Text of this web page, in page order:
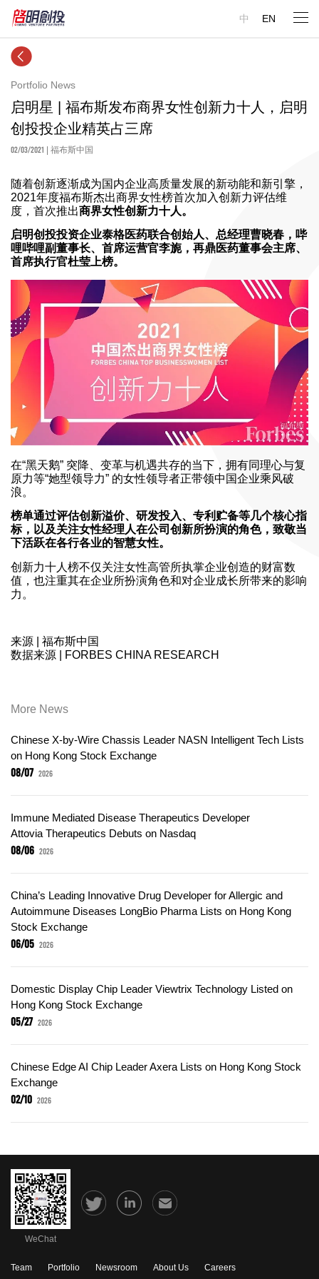
中 EN
Portfolio News
启明星 | ​福布斯发布商界女性创新力十人，启明
创投投企业精英占三席
02/03/2021 | 福布斯中国
随着创新逐渐成为国内企业高质量发展的新动能和新引擎，
2021年度福布斯杰出商界女性榜首次加入创新力评估维
度，首次推出商界女性创新力十人。
启明创投投资企业泰格医药联合创始人、总经理曹晓春，哔
哩哔哩副董事长、首席运营官李旎，再鼎医药董事会主席、
首席执行官杜莹上榜。
在“黑天鹅” 突降、变革与机遇共存的当下，拥有同理心与复
原力等“她型领导力” 的女性领导者正带领中国企业乘风破
浪。
榜单通过评估创新溢价、研发投入、专利贮备等几个核心指
标，以及关注女性经理人在公司创新所扮演的角色，致敬当
下活跃在各行各业的智慧女性。
创新力十人榜不仅关注女性高管所执掌企业创造的财富数
值，也注重其在企业所扮演角色和对企业成长所带来的影响
力。
来源 | 福布斯中国
数据来源 | FORBES CHINA RESEARCH
More News
Chinese X-by-Wire Chassis Leader NASN Intelligent Tech Lists
on Hong Kong Stock Exchange
08/07 2026
Immune Mediated Disease Therapeutics Developer
Attovia Therapeutics Debuts on Nasdaq
08/06 2026
China’s Leading Innovative Drug Developer for Allergic and
Autoimmune Diseases LongBio Pharma Lists on Hong Kong
Stock Exchange
06/05 2026
Domestic Display Chip Leader Viewtrix Technology Listed on
Hong Kong Stock Exchange
05/27 2026
Chinese Edge AI Chip Leader Axera Lists on Hong Kong Stock
Exchange
02/10 2026
WeChat
Team Portfolio Newsroom About Us
Careers